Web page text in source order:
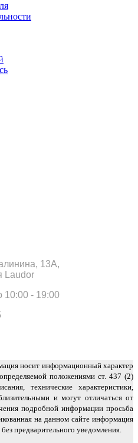
13А,
Laudor
10:00 - 19:00
носит информационный характер
положениями ст. 437 (2)
технические характеристики,
и могут отличаться от
подробной информации просьба
на данном сайте информация
предварительного уведомления.